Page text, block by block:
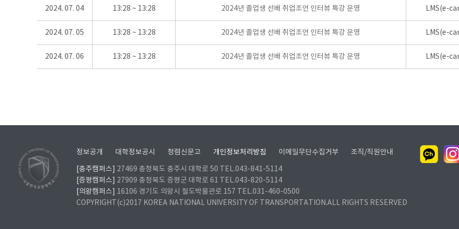
2024. 07. 04 13:28 ~ 13:28 2024년 졸업생 선배 취업조언 인터뷰 특강 운영 LMS(e-
2024. 07. 05 13:28 ~ 13:28 2024년 졸업생 선배 취업조언 인터뷰 특강 운영 LMS(e-
2024. 07. 06 13:28 ~ 13:28 2024년 졸업생 선배 취업조언 인터뷰 특강 운영 LMS(e-
정보공개 대학정보공시 청렴신문고 개인정보처리방침 이메일무단수집거부 조직/직원안내
[충주캠퍼스]
27469 충청북도 충주시 대학로 50 TEL.043-841-5114
[증평캠퍼스]
27909 충청북도 증평군 대학로 61 TEL.043-820-5114
[의왕캠퍼스]
16106 경기도 의왕시 철도박물관로 157 TEL.031-460-0500
COPYRIGHT(c)2017 KOREA NATIONAL UNIVERSITY OF TRANSPORTATION.ALL RIGHTS RESERVED